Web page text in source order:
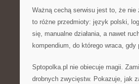
Ważną cechą serwisu jest to, że nie
to różne przedmioty: język polski,
się, manualne działania, a nawet
kompendium, do którego wraca, gdy
Sptopolka.pl nie obiecuje magii.
drobnych zwycięstw. Pokazuje, jak